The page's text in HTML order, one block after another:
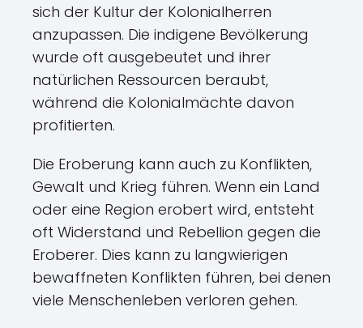
sich der Kultur der Kolonialherren
anzupassen. Die indigene Bevölkerung
wurde oft ausgebeutet und ihrer
natürlichen Ressourcen beraubt,
während die Kolonialmächte davon
profitierten.
Die Eroberung kann auch zu Konflikten,
Gewalt und Krieg führen. Wenn ein Land
oder eine Region erobert wird, entsteht
oft Widerstand und Rebellion gegen die
Eroberer. Dies kann zu langwierigen
bewaffneten Konflikten führen, bei denen
viele Menschenleben verloren gehen.